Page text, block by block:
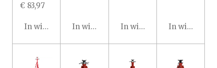
€ 83,97
In winkelwagenIn winkelwagenIn winkelwagen
In